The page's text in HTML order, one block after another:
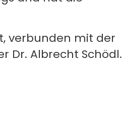
verbunden mit der
Dr. Albrecht Schödl.